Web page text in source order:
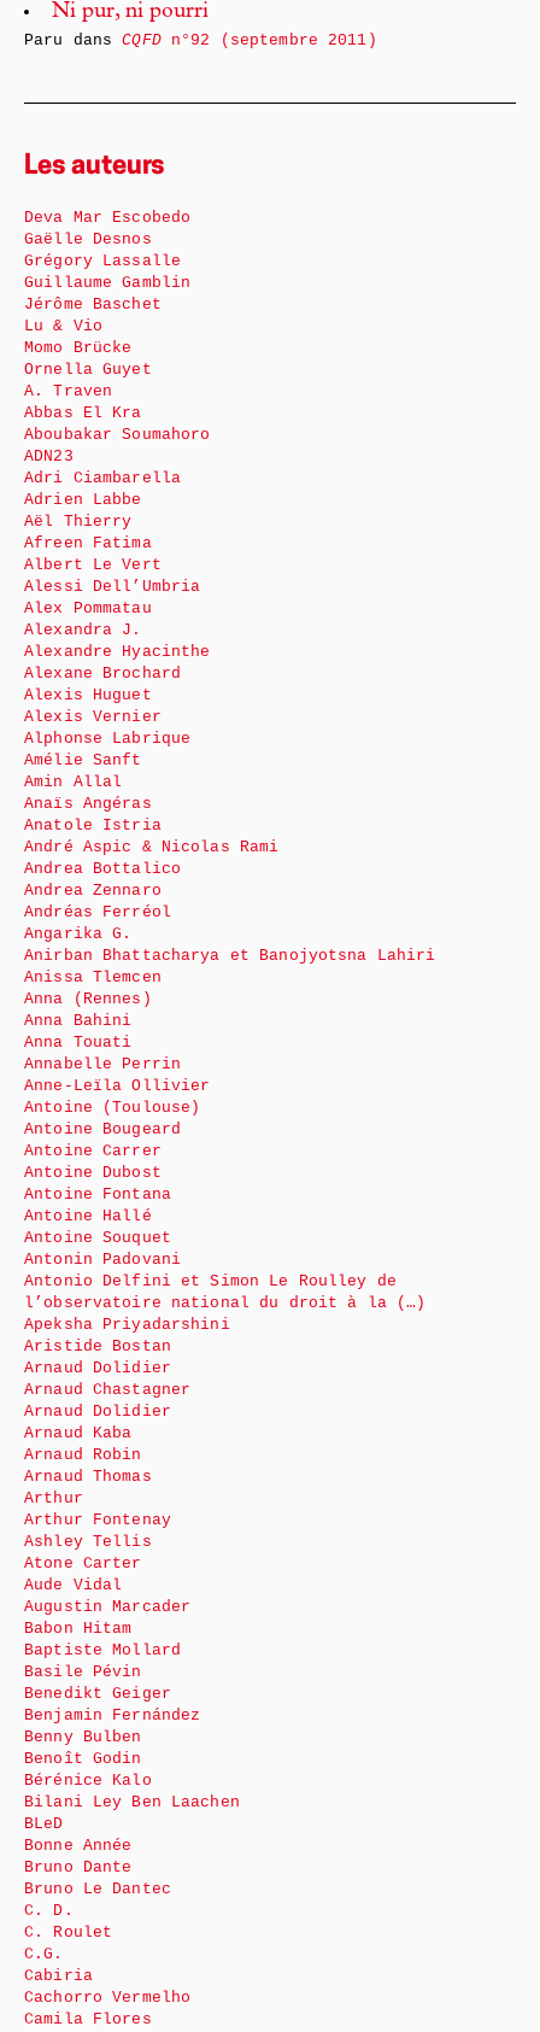
Ni pur, ni pourri
Paru dansCQFDn°92 (septembre 2011)
Les auteurs
Deva Mar Escobedo
Gaëlle Desnos
Grégory Lassalle
Guillaume Gamblin
Jérôme Baschet
Lu & Vio
Momo Brücke
Ornella Guyet
A. Traven
Abbas El Kra
Aboubakar Soumahoro
ADN23
Adri Ciambarella
Adrien Labbe
Aël Thierry
Afreen Fatima
Albert Le Vert
Alessi Dell’Umbria
Alex Pommatau
Alexandra J.
Alexandre Hyacinthe
Alexane Brochard
Alexis Huguet
Alexis Vernier
Alphonse Labrique
Amélie Sanft
Amin Allal
Anaïs Angéras
Anatole Istria
André Aspic & Nicolas Rami
Andrea Bottalico
Andrea Zennaro
Andréas Ferréol
Angarika G.
Anirban Bhattacharya et Banojyotsna Lahiri
Anissa Tlemcen
Anna (Rennes)
Anna Bahini
Anna Touati
Annabelle Perrin
Anne-Leïla Ollivier
Antoine (Toulouse)
Antoine Bougeard
Antoine Carrer
Antoine Dubost
Antoine Fontana
Antoine Hallé
Antoine Souquet
Antonin Padovani
Antonio Delfini et Simon Le Roulley de
l’observatoire national du droit à la (…)
Apeksha Priyadarshini
Aristide Bostan
Arnaud Dolidier
Arnaud Chastagner
Arnaud Dolidier
Arnaud Kaba
Arnaud Robin
Arnaud Thomas
Arthur
Arthur Fontenay
Ashley Tellis
Atone Carter
Aude Vidal
Augustin Marcader
Babon Hitam
Baptiste Mollard
Basile Pévin
Benedikt Geiger
Benjamin Fernández
Benny Bulben
Benoît Godin
Bérénice Kalo
Bilani Ley Ben Laachen
BLeD
Bonne Année
Bruno Dante
Bruno Le Dantec
C. D.
C. Roulet
C.G.
Cabiria
Cachorro Vermelho
Camila Flores